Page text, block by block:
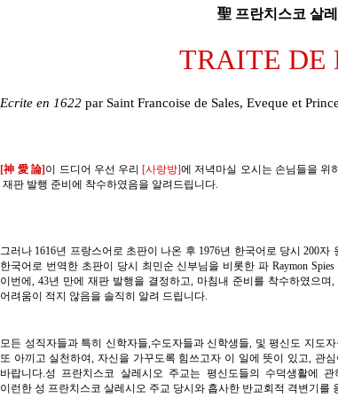
聖 프란치스코 살
TRAITE DE
Ecrite en 1622 par Saint Francoise de Sales, Eveque et
[神 愛 論] 이 드디어 우선 우리 [사랑방]에 저녁마실 오시는 손님들을 위
재판 발행 준비에 착수하였음을 알려드립니다.
그러나 1616년 프랑스어로 초판이 나온 후 1976년 한국어로 당시 200자
한국어로 번역한 초판이 당시 최민순 신부님을 비롯한 파 Raymon
이번에, 43년 만에 재판 발행을 결정하고, 마침내 준비를 착수하였으
어려움이 적지 않음을 솔직히 알려 드립니다.
모든 성직자들과 특히 신학자들,수도자들과 신학생들, 및 평신도 지도
또 아끼고 실천하여, 자신을 가꾸도록 힘쓰고자 이 일에 뜻이 있고, 관
바랍니다.성 프란치스코 살레시오 주교는 평신도들의 수덕생활에
이런한 성 프란치스코 살레시오 주교 당시와 흡사한 반교회적 격변기를